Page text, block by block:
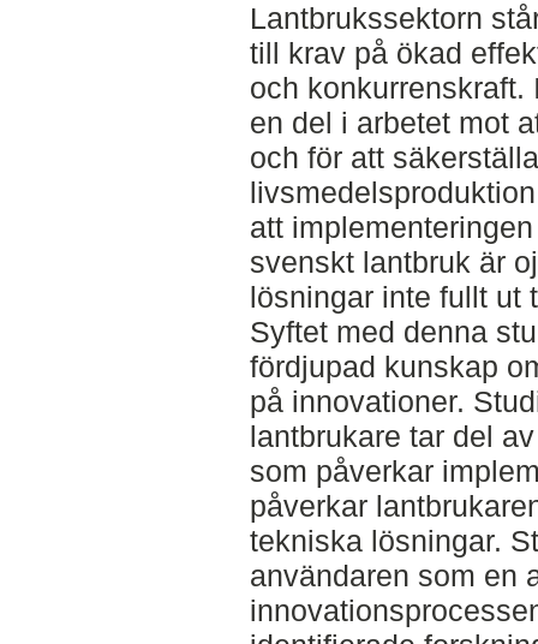
Lantbrukssektorn
till krav på ökad
och
en del i arbetet mot
och för att
att
svenskt lantbruk är
lösningar inte fullt ut
Syftet med denna
fördjupad kunskap
på innovationer.
lantbrukare tar del
som påverkar
påverkar
tekniska lösningar.
användaren som en